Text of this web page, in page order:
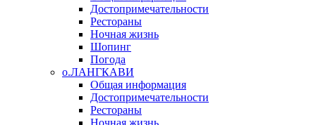
Достопримечательности
Рестораны
Ночная жизнь
Шопинг
Погода
о.ЛАНГКАВИ
Общая информация
Достопримечательности
Рестораны
Ночная жизнь